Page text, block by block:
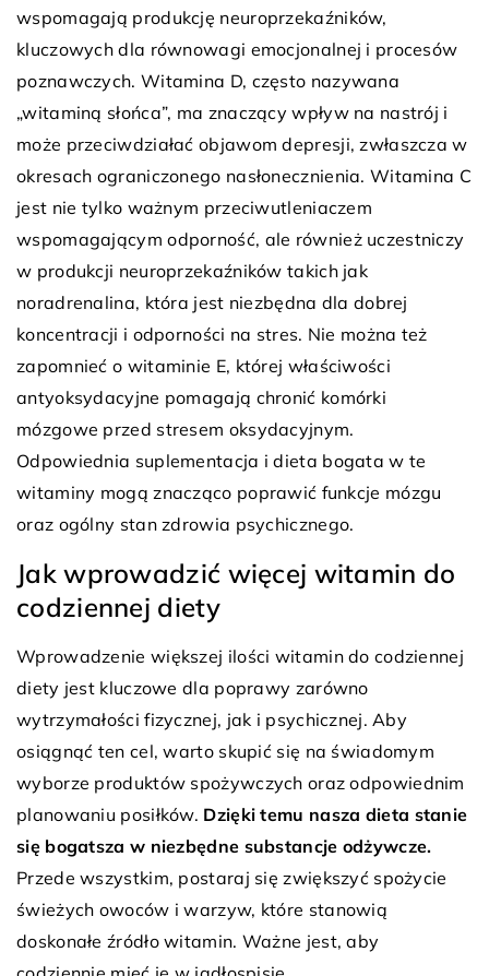
wspomagają produkcję neuroprzekaźników,
kluczowych dla równowagi emocjonalnej i procesów
poznawczych. Witamina D, często nazywana
„witaminą słońca”, ma znaczący wpływ na nastrój i
może przeciwdziałać objawom depresji, zwłaszcza w
okresach ograniczonego nasłonecznienia. Witamina C
jest nie tylko ważnym przeciwutleniaczem
wspomagającym odporność, ale również uczestniczy
w produkcji neuroprzekaźników takich jak
noradrenalina, która jest niezbędna dla dobrej
koncentracji i odporności na stres. Nie można też
zapomnieć o witaminie E, której właściwości
antyoksydacyjne pomagają chronić komórki
mózgowe przed stresem oksydacyjnym.
Odpowiednia suplementacja i dieta bogata w te
witaminy mogą znacząco poprawić funkcje mózgu
oraz ogólny stan zdrowia psychicznego.
Jak wprowadzić więcej witamin do
codziennej diety
Wprowadzenie większej ilości witamin do codziennej
diety jest kluczowe dla poprawy zarówno
wytrzymałości fizycznej, jak i psychicznej. Aby
osiągnąć ten cel, warto skupić się na świadomym
wyborze produktów spożywczych oraz odpowiednim
planowaniu posiłków. Dzięki temu nasza dieta stanie
się bogatsza w niezbędne substancje odżywcze.
Przede wszystkim, postaraj się zwiększyć spożycie
świeżych owoców i warzyw, które stanowią
doskonałe źródło witamin. Ważne jest, aby